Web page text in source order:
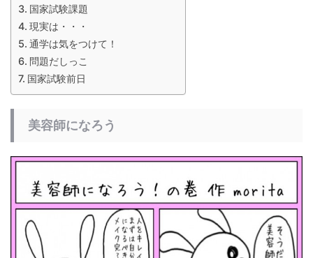
国家試験課題
現実は・・・
通学は気をつけて！
問題だしっこ
国家試験前日
美容師になろう